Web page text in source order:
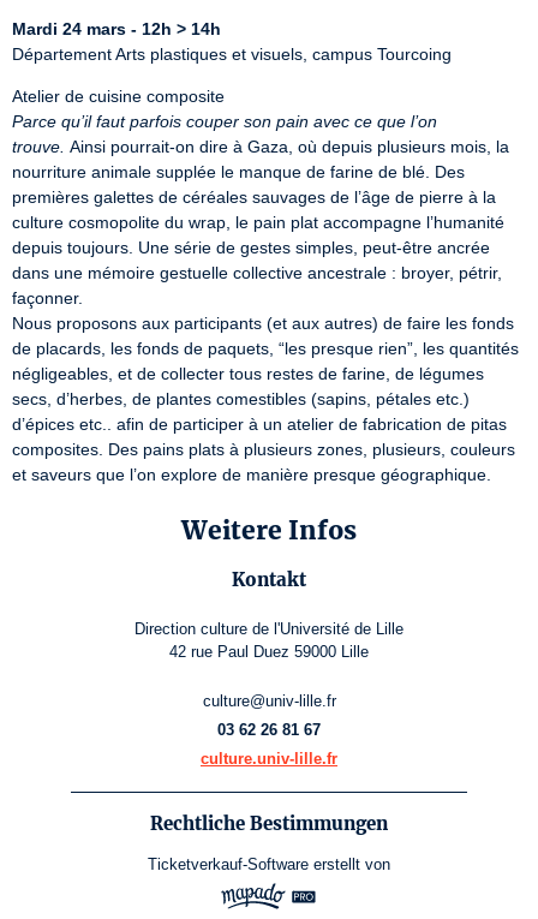
Mardi 24 mars - 12h > 14h
Département Arts plastiques et visuels, campus Tourcoing
Parce qu’il faut parfois couper son pain avec ce que l’on
trouve. Ainsi pourrait-on dire à Gaza, où depuis plusieurs mois, la
nourriture animale supplée le manque de farine de blé. Des
premières galettes de céréales sauvages de l’âge de pierre à la
culture cosmopolite du wrap, le pain plat accompagne l’humanité
depuis toujours. Une série de gestes simples, peut-être ancrée
dans une mémoire gestuelle collective ancestrale : broyer, pétrir,
façonner.
Nous proposons aux participants (et aux autres) de faire les fonds
de placards, les fonds de paquets, “les presque rien”, les quantités
négligeables, et de collecter tous restes de farine, de légumes
secs, d’herbes, de plantes comestibles (sapins, pétales etc.)
d’épices etc.. afin de participer à un atelier de fabrication de pitas
composites. Des pains plats à plusieurs zones, plusieurs, couleurs
et saveurs que l’on explore de manière presque géographique.
Weitere Infos
Kontakt
Direction culture de l'Université de Lille
42 rue Paul Duez 59000 Lille
culture@univ-lille.fr
03 62 26 81 67
culture.univ-lille.fr
Rechtliche Bestimmungen
Ticketverkauf-Software erstellt von